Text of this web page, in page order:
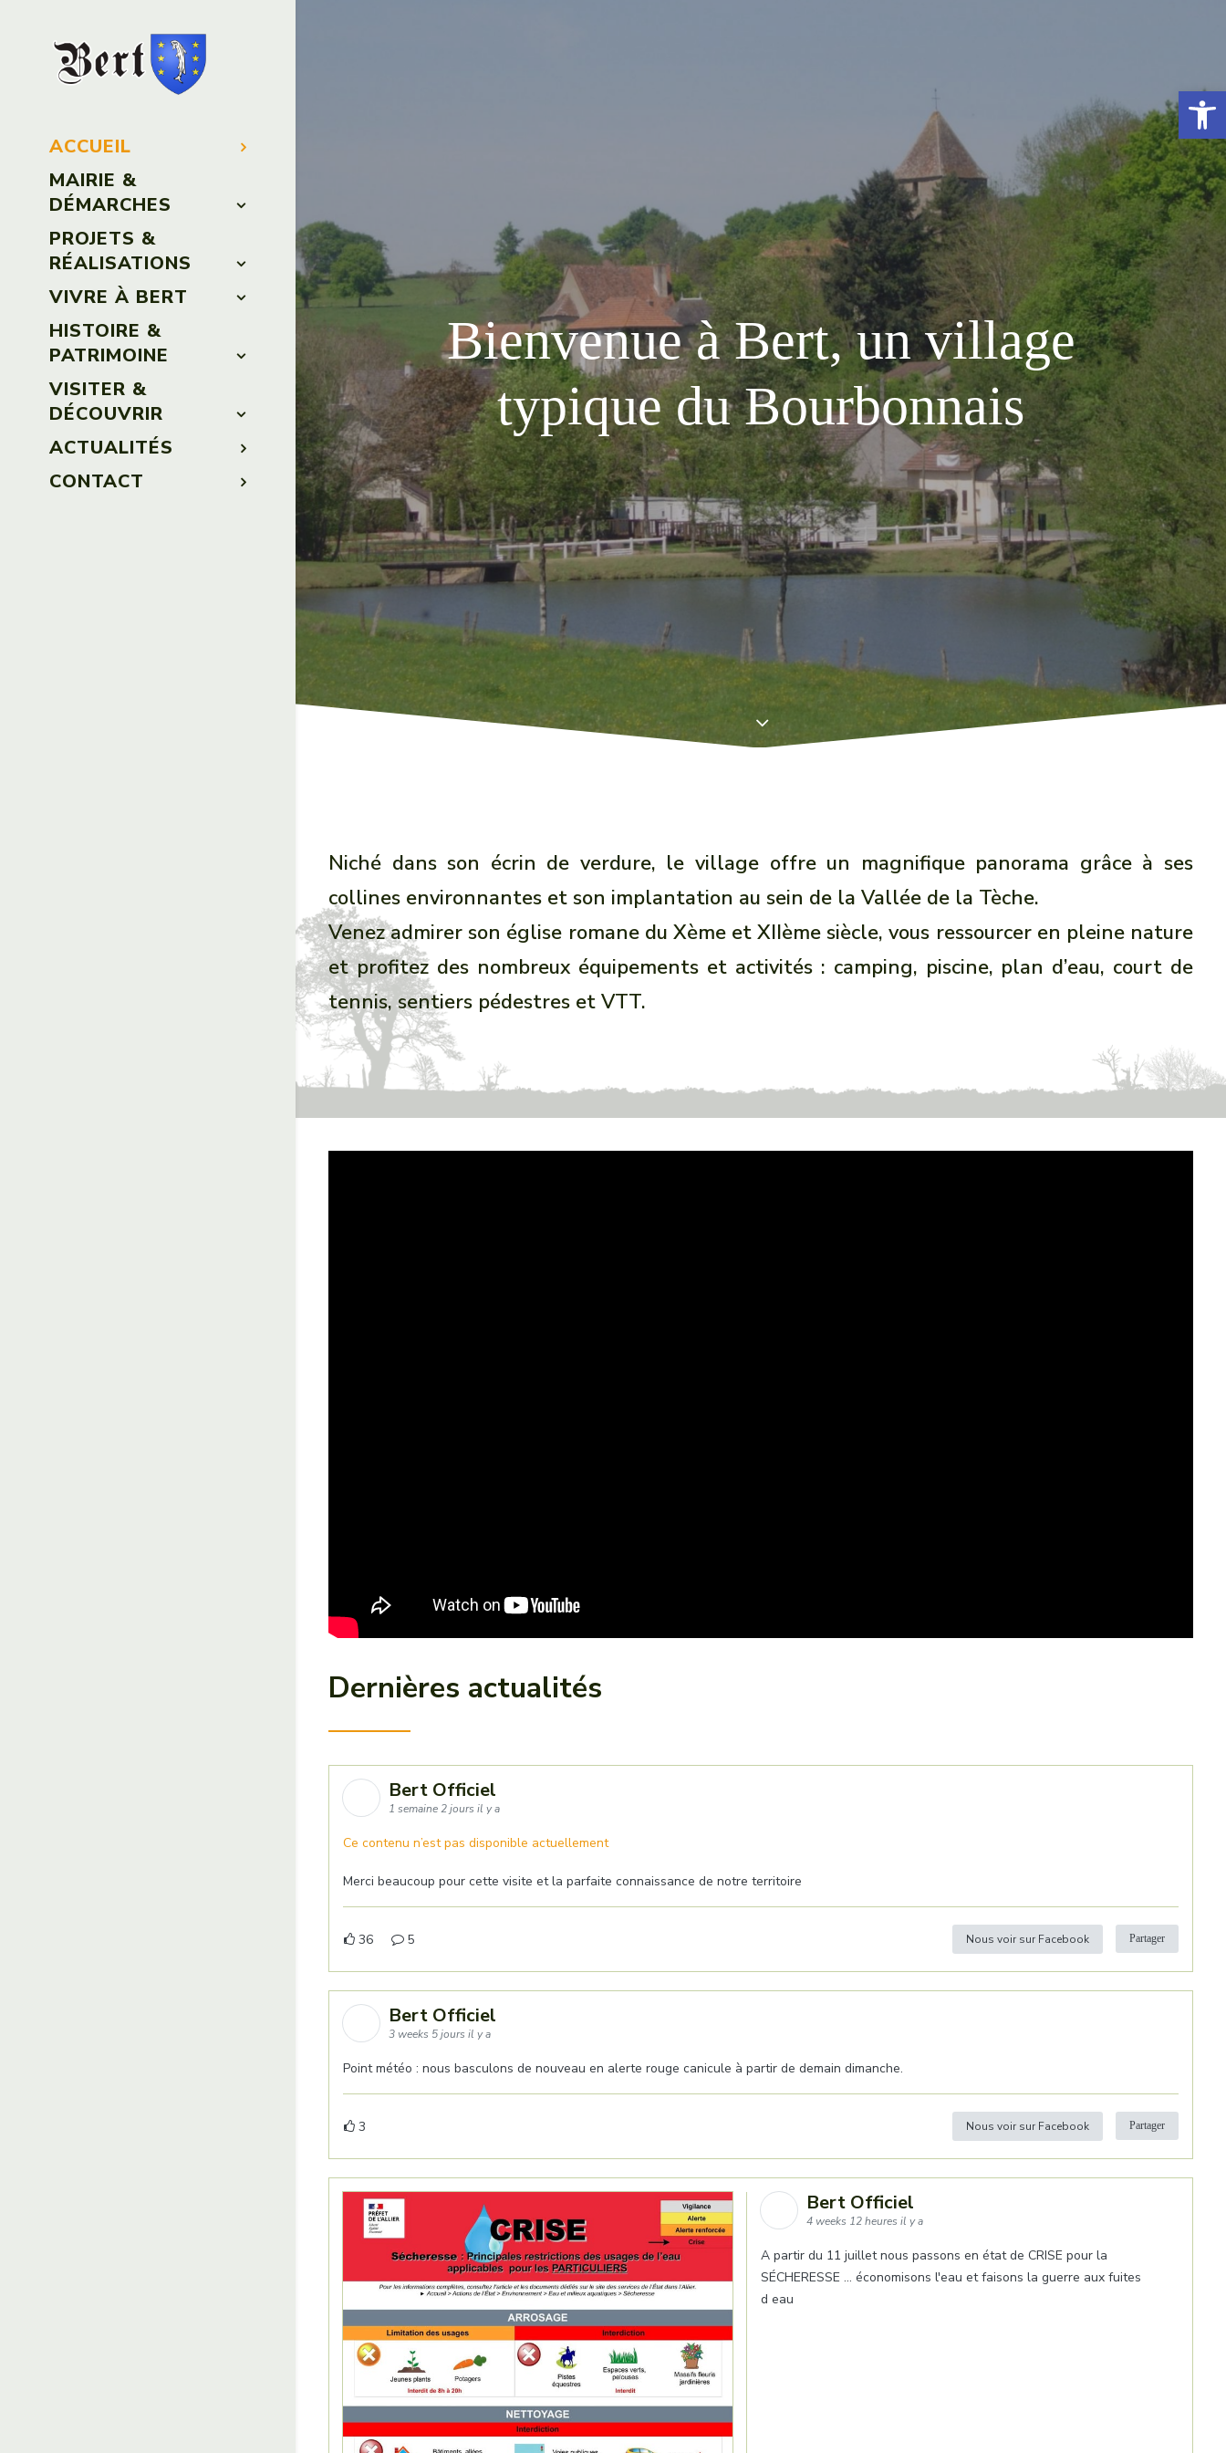
Ouvrir
ACCUEIL
MAIRIE &
DÉMARCHES
PROJETS &
RÉALISATIONS
VIVRE À BERT
HISTOIRE &
PATRIMOINE
VISITER &
DÉCOUVRIR
ACTUALITÉS
CONTACT
Bienvenue à Bert, un village
typique du Bourbonnais
Niché dans son écrin de verdure, le village offre un magnifique panorama grâce à ses
collines environnantes et son implantation au sein de la Vallée de la Tèche.
Venez admirer son église romane du Xème et XIIème siècle, vous ressourcer en pleine nature
et profitez des nombreux équipements et activités : camping, piscine, plan d’eau, court de
tennis, sentiers pédestres et VTT.
Dernières actualités
Bert Officiel
1 semaine 2 jours il y a
Ce contenu n’est pas disponible actuellement
Merci beaucoup pour cette visite et la parfaite connaissance de notre territoire
36 5 Nous voir sur Facebook Partager
Bert Officiel
3 weeks 5 jours il y a
Point météo : nous basculons de nouveau en alerte rouge canicule à partir de demain dimanche.
3 Nous voir sur Facebook Partager
Bert Officiel
4 weeks 12 heures il y a
A partir du 11 juillet nous passons en état de CRISE pour la
SÉCHERESSE ... économisons l'eau et faisons la guerre aux fuites
d eau